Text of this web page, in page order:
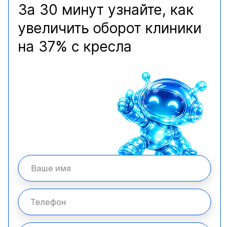
За 30 минут узнайте, как
увеличить оборот клиники
на 37% с кресла